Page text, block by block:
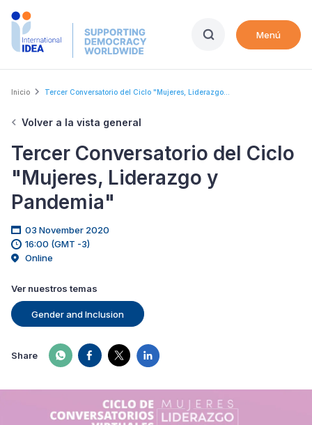
Skip
Menú
Breadcrumb
Inicio Tercer Conversatorio del Ciclo "Mujeres, Liderazgo...
Volver a la vista general
Tercer Conversatorio del Ciclo
"Mujeres, Liderazgo y
Pandemia"
03 November 2020
16:00 (GMT -3)
Online
Ver nuestros temas
Gender and Inclusion
Share